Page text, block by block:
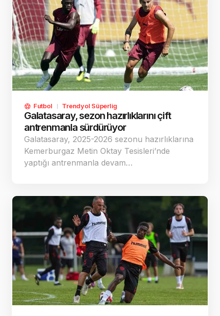
Futbol Trendyol Süperlig
Galatasaray, sezon hazırlıklarını çift
antrenmanla sürdürüyor
Galatasaray, 2025-2026 sezonu hazırlıklarına
Kemerburgaz Metin Oktay Tesisleri’nde
yaptığı antrenmanla devam…